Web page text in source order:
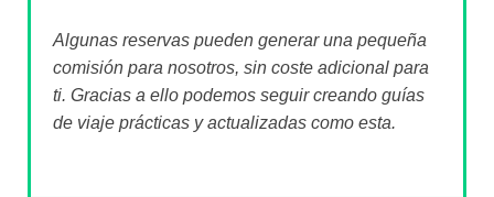
Algunas reservas pueden generar una pequeña
comisión para nosotros, sin coste adicional para
ti. Gracias a ello podemos seguir creando guías
de viaje prácticas y actualizadas como esta.